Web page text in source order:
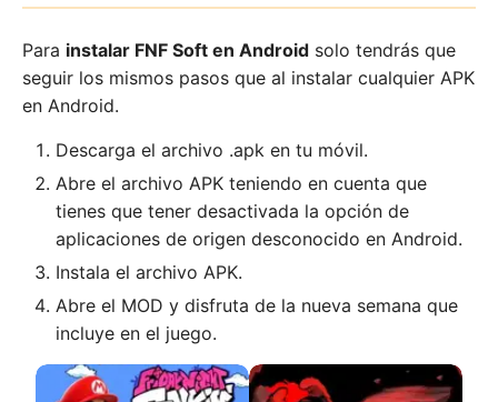
Para instalar FNF Soft en Android solo tendrás que
seguir los mismos pasos que al instalar cualquier APK
en Android.
Descarga el archivo .apk en tu móvil.
Abre el archivo APK teniendo en cuenta que
tienes que tener desactivada la opción de
aplicaciones de origen desconocido en Android.
Instala el archivo APK.
Abre el MOD y disfruta de la nueva semana que
incluye en el juego.